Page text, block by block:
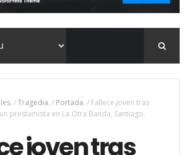
/Tragedia. / Portada. / Fallece joven tras
prestamista en La Otra Banda, Santiago.
joven tras